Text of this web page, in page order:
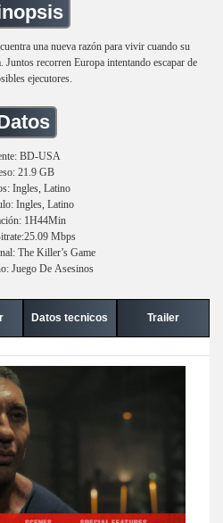
una nueva razón para vivir cuando su
Juntos recorren Europa intentando escapar de
ejecutores.
BD-USA
21.9 GB
Ingles, Latino
Ingles, Latino
1H44Min
Mbps
The Killer’s Game
Juego De Asesinos
Datos tecnicos Trailer